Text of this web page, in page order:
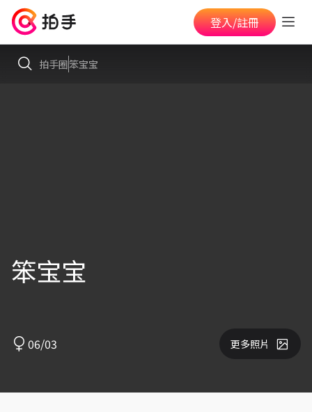
登入/註冊
拍手圈笨宝宝
笨宝宝
06/03 更多照片